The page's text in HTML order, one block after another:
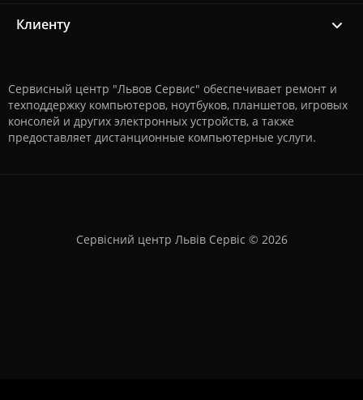
Клиенту
Сервисный центр "Львов Сервис" обеспечивает ремонт и
техподдержку компьютеров, ноутбуков, планшетов, игровых
консолей и других электронных устройств, а также
предоставляет дистанционные компьютерные услуги.
Сервісний центр Львів Сервіс © 2026